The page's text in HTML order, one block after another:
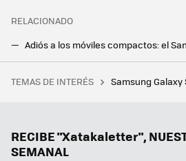
RELACIONADO
28 autoras para informarse y
TEMAS DE INTERÉS Samsung Galaxy
RECIBE "Xatakaletter",
SEMANAL